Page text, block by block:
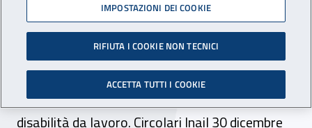
Circolare Inail n. 34 del 11
settembre 2020
Regolamento per il reinserimento e
l’integrazione lavorativa delle persone con
disabilità da lavoro. Circolari Inail 30 dicembre
IMPOSTAZIONI DEI COOKIE
RIFIUTA I COOKIE NON TECNICI
ACCETTA TUTTI I COOKIE